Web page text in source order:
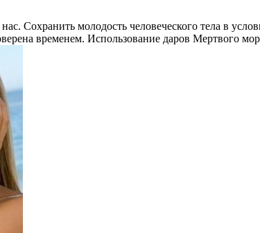
Сохранить молодость человеческого тела в
временем. Использование даров Мертвого